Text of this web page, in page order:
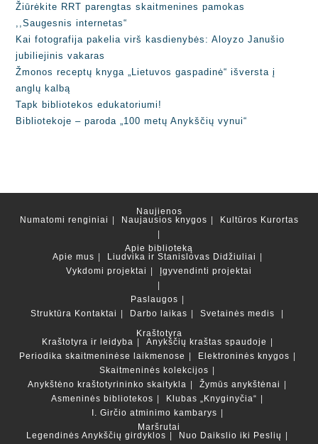
Žiūrėkite RRT parengtas skaitmenines pamokas
,,Saugesnis internetas“
Kai fotografija pakelia virš kasdienybės: Aloyzo Janušio
jubiliejinis vakaras
Žmonos receptų knyga „Lietuvos gaspadinė“ išversta į
anglų kalbą
Tapk bibliotekos edukatoriumi!
Bibliotekoje – paroda „100 metų Anykščių vynui“
Naujienos
Numatomi renginiai
Naujausios knygos Kultūros Kurortas
Apie biblioteką
Apie mus
Liudvika ir Stanislovas Didžiuliai
Vykdomi projektai
Įgyvendinti projektai
Paslaugos
Struktūra Kontaktai Darbo laikas
Svetainės medis
Kraštotyra
Kraštotyra ir leidyba
Anykščių kraštas spaudoje
Periodika skaitmeninėse laikmenose
Elektroninės knygos
Skaitmeninės kolekcijos
Anykštėno kraštotyrininko skaitykla
Žymūs anykštėnai
Asmeninės bibliotekos
Klubas „Knyginyčia“
I. Girčio atminimo kambarys
Maršrutai
Legendinės Anykščių girdyklos
Nuo Daikslio iki Peslių